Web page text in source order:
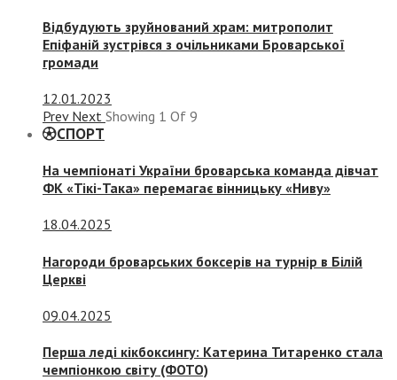
Відбудують зруйнований храм: митрополит
Епіфаній зустрівся з очільниками Броварської
громади
12.01.2023
Prev Next Showing 1 Of 9
СПОРТ
На чемпіонаті України броварська команда дівчат
ФК «Тікі-Така» перемагає вінницьку «Ниву»
18.04.2025
Нагороди броварських боксерів на турнір в Білій
Церкві
09.04.2025
Перша леді кікбоксингу: Катерина Титаренко стала
чемпіонкою світу (ФОТО)